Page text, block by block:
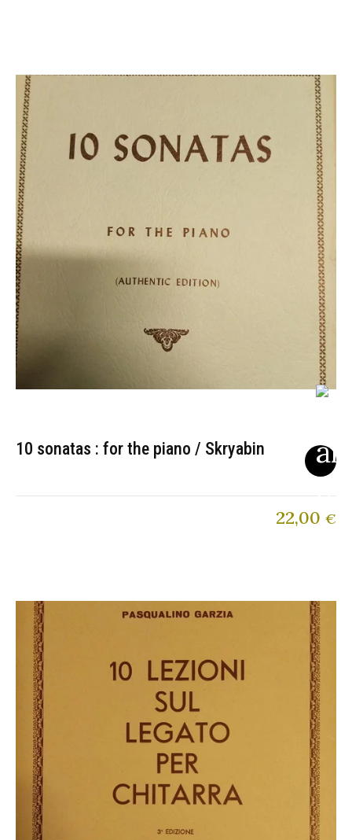
10 sonatas : for the piano / Skryabin
22,00 €